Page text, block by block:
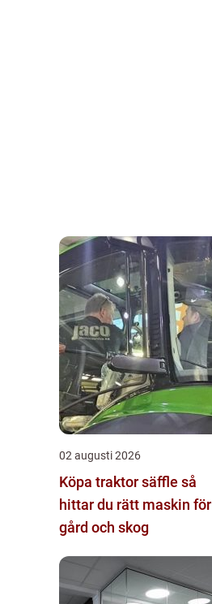
02 augusti 2026
Köpa traktor säffle så
hittar du rätt maskin för
gård och skog